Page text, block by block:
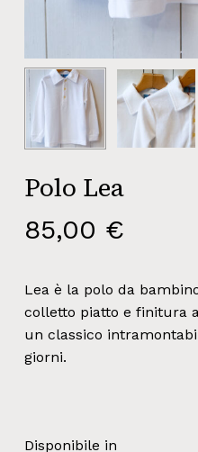
Polo Lea
85,00 €
Lea è la polo da
colletto piatto e finitura
un classico
giorni.
Disponibile in